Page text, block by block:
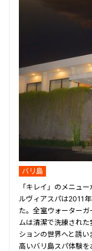
バリ島
「キレイ」のメニュ
ルヴィアスパは2011
た。全室ウォーター
ムは清潔で洗練され
ションの世界へと誘
高いバリ島スパ体験を